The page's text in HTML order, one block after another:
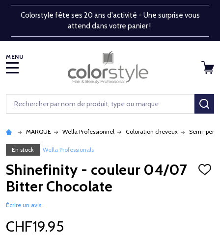
Colorstyle fête ses 20 ans d'activité - Une surprise vous
attend dans votre panier !
Rechercher
MARQUE Wella Professionnel Coloration cheveux Semi-
En stock Wella Professionals
Shinefinity - couleur 04/07
Bitter Chocolate
Écrire un avis
CHF19.95